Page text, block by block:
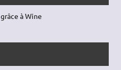
grâce à Wine